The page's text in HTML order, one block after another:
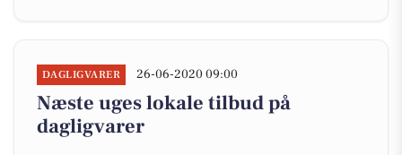
DAGLIGVARER 26-06-2020 09:00
Næste uges lokale tilbud på
dagligvarer